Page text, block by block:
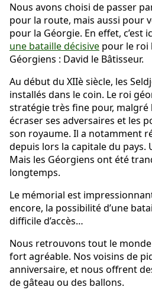
Nous avons choisi de passer
pour la route, mais aussi pour
pour la Géorgie. En effet, c’est
une bataille décisive pour le roi
Géorgiens : David le Bâtisseur.
Au début du XIIè siècle, les
installés dans le coin. Le roi
stratégie très fine pour, malgré
écraser ses adversaires et les
son royaume. Il a notamment
depuis lors la capitale du pays.
Mais les Géorgiens ont été
longtemps.
Le mémorial est
encore, la possibilité d’une
difficile d’accès…
Nous retrouvons tout le
fort agréable. Nos voisins de
anniversaire, et nous offrent
de gâteau ou des ballons.